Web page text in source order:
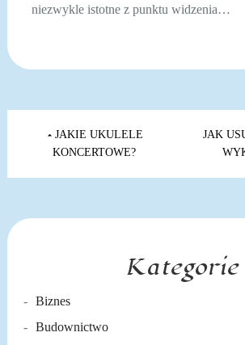
niezwykle istotne z punktu widzenia…
Nawigacja
wpisuJAKIE UKULELE
KONCERTOWE?
JAK
Kategorie
Biznes
Budownictwo